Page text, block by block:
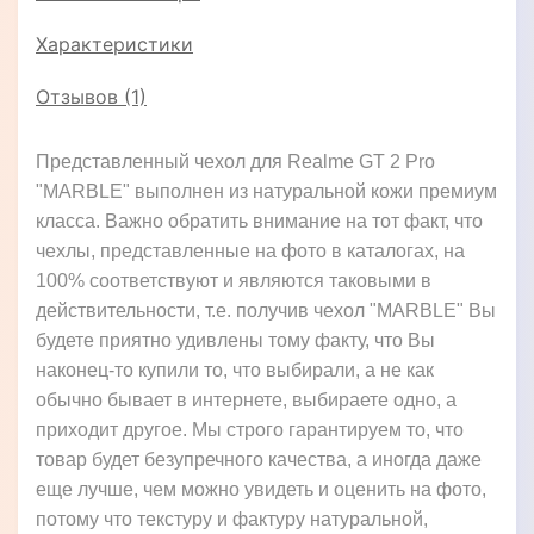
Характеристики
Отзывов (1)
Представленный чехол для Realme GT 2 Pro
"MARBLE" выполнен из натуральной кожи премиум
класса. Важно обратить внимание на тот факт, что
чехлы, представленные на фото в каталогах, на
100% соответствуют и являются таковыми в
действительности, т.е. получив чехол "MARBLE" Вы
будете приятно удивлены тому факту, что Вы
наконец-то купили то, что выбирали, а не как
обычно бывает в интернете, выбираете одно, а
приходит другое. Мы строго гарантируем то, что
товар будет безупречного качества, а иногда даже
еще лучше, чем можно увидеть и оценить на фото,
потому что текстуру и фактуру натуральной,